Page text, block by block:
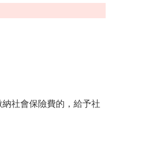
社會保險費的，給予社